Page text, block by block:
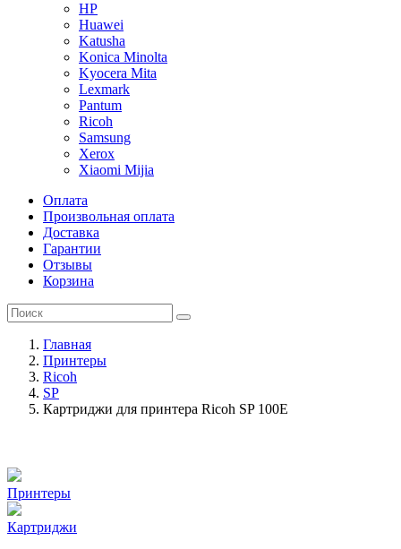
HP
Huawei
Katusha
Konica Minolta
Kyocera Mita
Lexmark
Pantum
Ricoh
Samsung
Xerox
Xiaomi Mijia
Оплата
Произвольная оплата
Доставка
Гарантии
Отзывы
Корзина
Главная
Принтеры
Ricoh
SP
Картриджи для принтера Ricoh SP 100E
Принтеры
Картриджи